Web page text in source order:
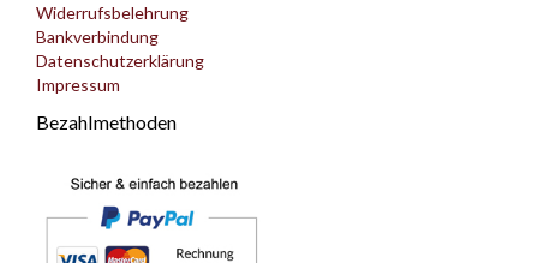
Widerrufsbelehrung
Bankverbindung
Datenschutzerklärung
Impressum
Bezahlmethoden